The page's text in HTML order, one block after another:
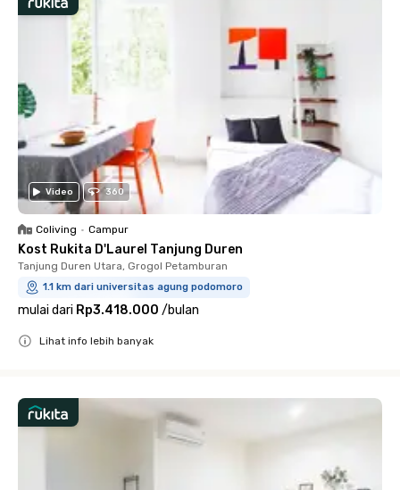
Video 360
Coliving • Campur
Kost Rukita D'Laurel Tanjung Duren
Tanjung Duren Utara, Grogol Petamburan
1.1 km dari universitas agung podomoro
mulai dari Rp3.418.000 /bulan
Lihat info lebih banyak